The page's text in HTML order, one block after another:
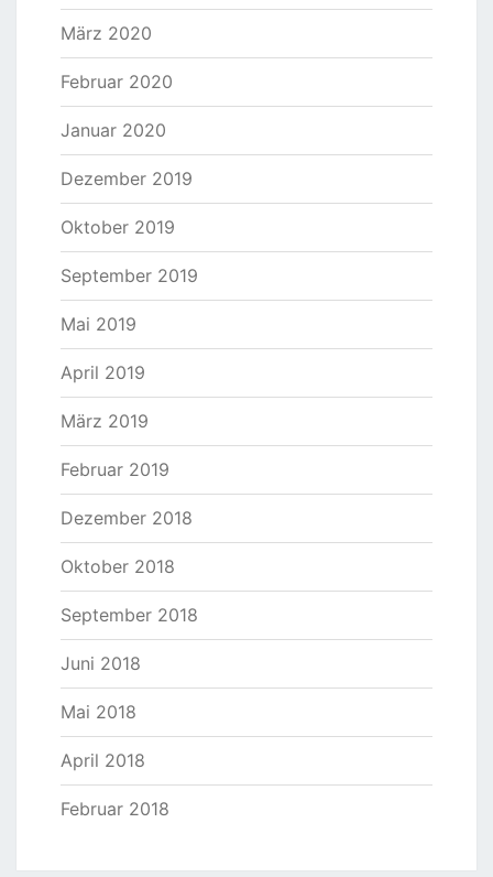
März 2020
Februar 2020
Januar 2020
Dezember 2019
Oktober 2019
September 2019
Mai 2019
April 2019
März 2019
Februar 2019
Dezember 2018
Oktober 2018
September 2018
Juni 2018
Mai 2018
April 2018
Februar 2018